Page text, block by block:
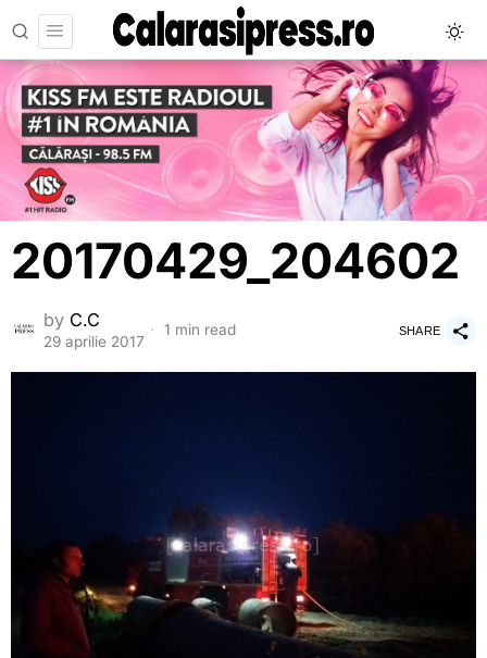
20170429_204602
by C.C
29 aprilie 2017
1 min read SHARE